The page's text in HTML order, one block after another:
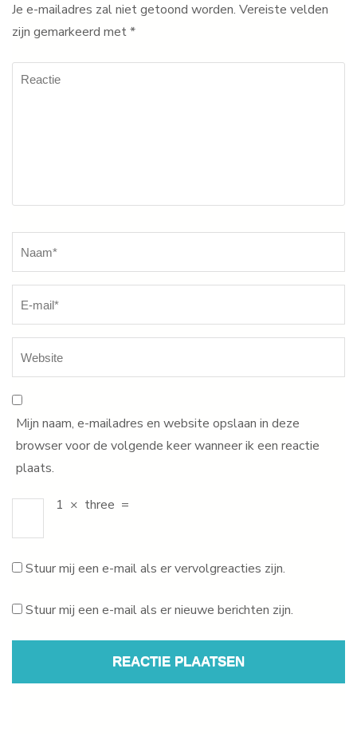
Je e-mailadres zal niet getoond worden. Vereiste velden
zijn gemarkeerd met*
Reactie
Mijn naam, e-mailadres en website opslaan in deze
browser voor de volgende keer wanneer ik een reactie
plaats.
1 × three =
Stuur mij een e-mail als er vervolgreacties zijn.
Stuur mij een e-mail als er nieuwe berichten zijn.